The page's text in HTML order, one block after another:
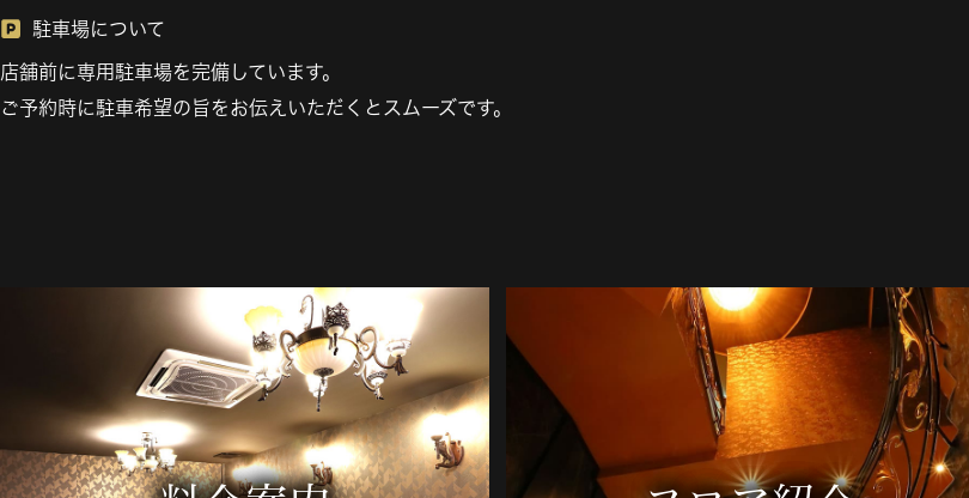
駐車場について
店舗前に専用駐車場を完備しています。
ご予約時に駐車希望の旨をお伝えいただくとスムーズです。